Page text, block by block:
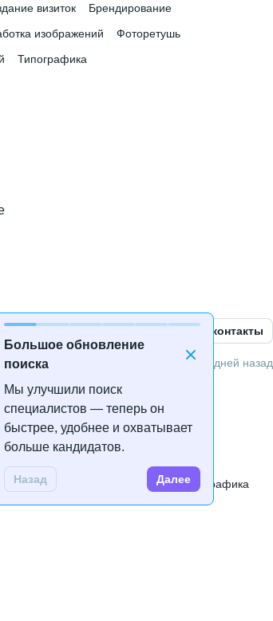
Большое обновление
поиска
Мы улучшили поиск
специалистов — теперь он
быстрее, удобнее и охватывает
больше кандидатов.
Назад Далее
визиток
Брендирование
изображений
Фоторетушь
Типографика
языков и лингводидактики
Открыть контакты
5 дней назад
Полиграфический дизайн
Векторная графика